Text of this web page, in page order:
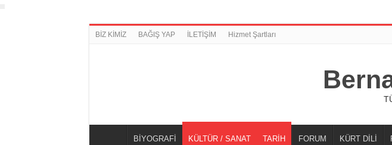
BİZ KİMİZ BAĞIŞ YAP İLETİŞİM Hizmet Şartları
BİYOGRAFİ KÜLTÜR / SANAT TARİH FORUM KÜRT DİLİ